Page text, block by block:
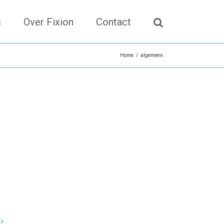
Over Fixion Contact
Home / algemeen